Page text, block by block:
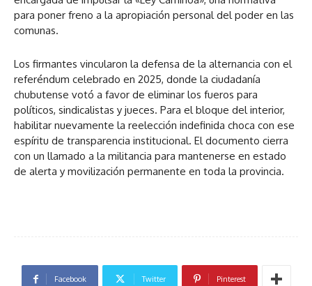
para poner freno a la apropiación personal del poder en las
comunas.
Los firmantes vincularon la defensa de la alternancia con el
referéndum celebrado en 2025, donde la ciudadanía
chubutense votó a favor de eliminar los fueros para
políticos, sindicalistas y jueces. Para el bloque del interior,
habilitar nuevamente la reelección indefinida choca con ese
espíritu de transparencia institucional. El documento cierra
con un llamado a la militancia para mantenerse en estado
de alerta y movilización permanente en toda la provincia.
Facebook Twitter Pinterest